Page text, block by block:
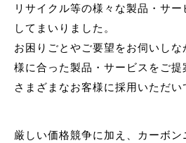
リサイクル等の様々な製品・サ
してまいりました。
お困りごとやご要望をお伺いし
様に合った製品・サービスをご提
さまざまなお客様に採用いただい
厳しい価格競争に加え、カーボン